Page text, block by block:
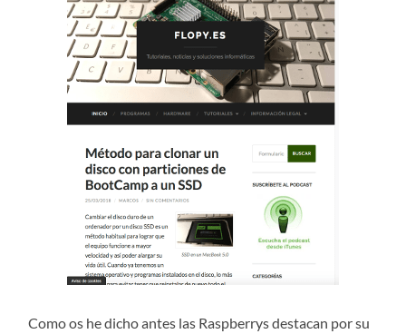
Como os he dicho antes las Raspberrys destacan por su